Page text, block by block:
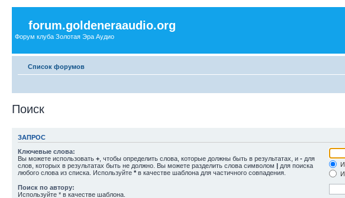
forum.goldeneraaudio.org
Форум клуба Золотая Эра Аудио
Список форумов
Поиск
ЗАПРОС
Ключевые слова:
Вы можете использовать + , чтобы определить слова, которые должны быть в результатах, и - для
слов, которых в результатах быть не должно. Вы можете разделить слова символом | для поиска
любого слова из списка. Используйте * в качестве шаблона для частичного совпадения.
Поиск по автору:
Используйте * в качестве шаблона.